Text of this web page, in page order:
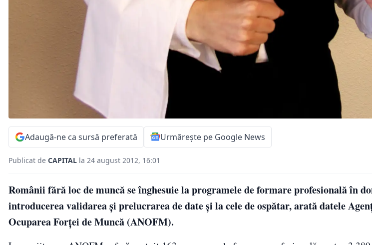
Adaugă-ne ca sursă preferată Urmărește pe Google News
Publicat de CAPITAL la 24 august 2012, 16:01
Românii fără loc de muncă se înghesuie la programele de formare profesională în
introducerea validarea şi prelucrarea de date şi la cele de ospătar, arată datele
Ocuparea Forţei de Muncă (ANOFM).